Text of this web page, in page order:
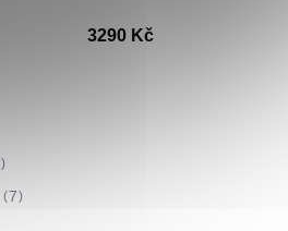
3290 Kč
7